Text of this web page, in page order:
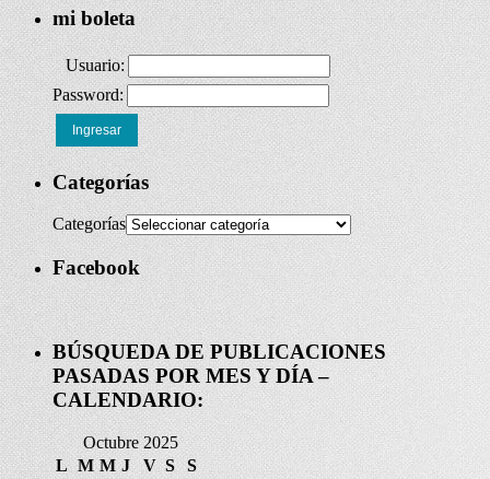
mi boleta
Usuario:
Password:
Ingresar
Categorías
Categorías
Facebook
BÚSQUEDA DE PUBLICACIONES
PASADAS POR MES Y DÍA –
CALENDARIO:
Octubre 2025
L M M J V S S